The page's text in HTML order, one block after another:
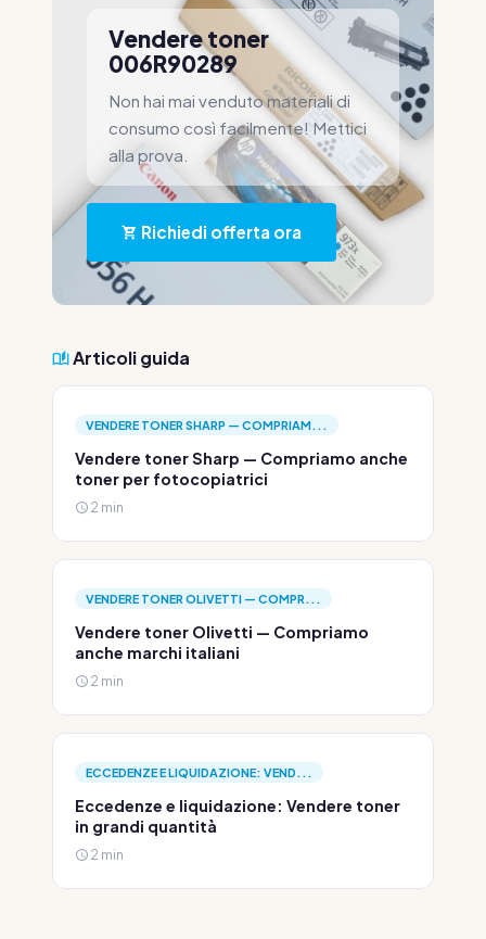
Vendere toner
006R90289
Non hai mai venduto materiali di
consumo così facilmente! Mettici
alla prova.
Richiedi offerta ora
Articoli guida
VENDERE TONER SHARP — COMPRIAM...
Vendere toner Sharp — Compriamo anche
toner per fotocopiatrici
2 min
VENDERE TONER OLIVETTI — COMPR...
Vendere toner Olivetti — Compriamo
anche marchi italiani
2 min
ECCEDENZE E LIQUIDAZIONE: VEND...
Eccedenze e liquidazione: Vendere toner
in grandi quantità
2 min